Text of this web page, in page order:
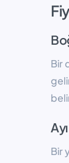
Bir
Bir